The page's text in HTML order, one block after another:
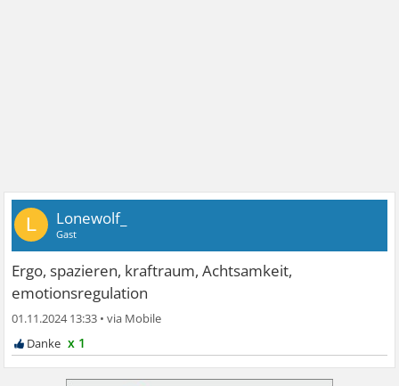
L Lonewolf_
Gast
Ergo, spazieren, kraftraum, Achtsamkeit,
emotionsregulation
01.11.2024 13:33 •
x 1